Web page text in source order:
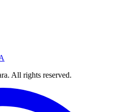
All rights reserved.